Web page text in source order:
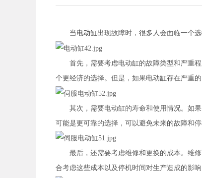
当 电动缸出现故障时，很多人会面临一个
首先，需要考虑电动缸的故障类型和严重程
个更经济的选择。但是，如果电动缸存在严重
其次，需要电动缸的寿命和使用情况。如果
可能是更可靠的选择，可以避免未来的故障和停
最后，还需要考虑维修和更换的成本。维修
合考虑这些成本以及停机时间对生产造成的影响